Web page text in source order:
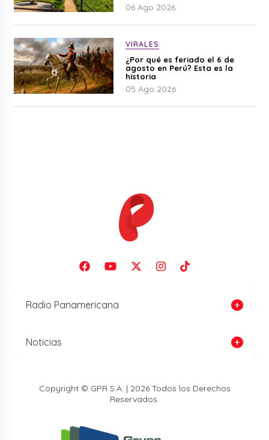
06 Ago 2026
VIRALES
¿Por qué es feriado el 6 de
agosto en Perú? Esta es la
historia
05 Ago 2026
Radio Panamericana
Noticias
Copyright © GPR S.A. | 2026 Todos los Derechos
Reservados.